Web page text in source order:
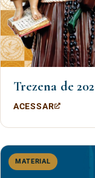
Trezena de
ACESSAR
MATERIAL